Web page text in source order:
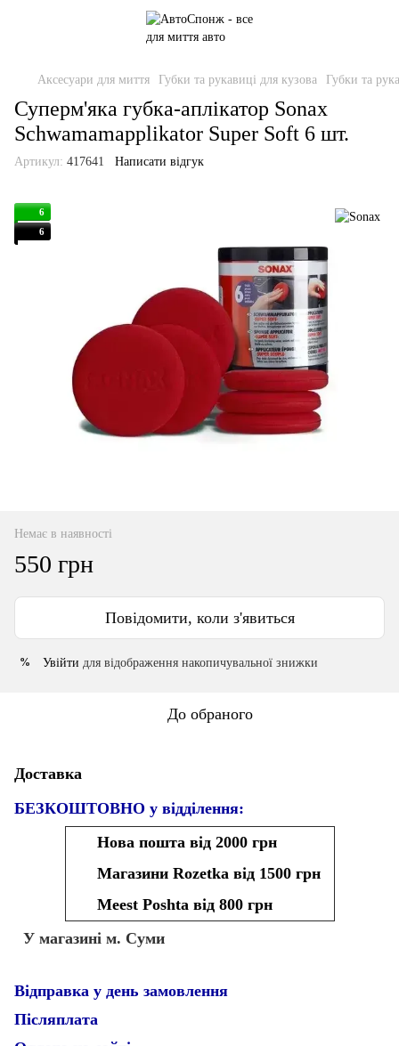
Аксесуари для миття Губки та рукавиці для кузова Губки та
Суперм'яка губка-аплікатор Sonax
Schwamamapplikator Super Soft 6 шт.
Артикул: 417641 Написати відгук
6
6
Немає в наявності
550 грн
Повідомити, коли з'явиться
% Увійти для відображення накопичувальної знижки
До обраного
Доставка
БЕЗКОШТОВНО у відділення:
Нова пошта від 2000 грн
Магазини Rozetka від 1500 грн
Meest Poshta від 800 грн
У магазині м. Суми
Відправка у день замовлення
Післяплата